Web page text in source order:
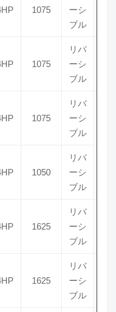
1075
ーシ
ブル
1075
リバ
ーシ
ブル
1075
リバ
ーシ
ブル
1050
リバ
ーシ
ブル
1625
リバ
ーシ
ブル
1625
リバ
ーシ
ブル